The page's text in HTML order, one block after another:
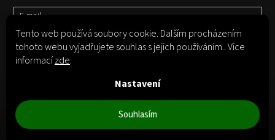
Tento web používá soubory cookie. Dalším procházením
tohoto webu vyjadřujete souhlas s jejich používáním.. Více
informacízde.
Nastavení
Souhlasím
E-mail
Vložením e-mailu souhlasíte spodmínkami ochrany osobních údajů